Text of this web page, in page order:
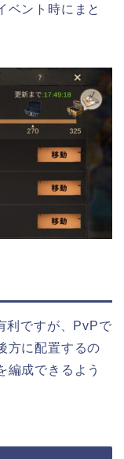
ベント時にまと
利ですが、PvPで
方に配置するの
編成できるよう